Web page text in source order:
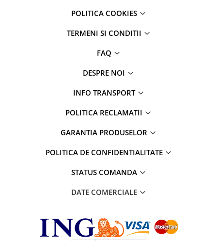
POLITICA COOKIES
TERMENI SI CONDITII
FAQ
DESPRE NOI
INFO TRANSPORT
POLITICA RECLAMATII
GARANTIA PRODUSELOR
POLITICA DE CONFIDENTIALITATE
STATUS COMANDA
DATE COMERCIALE